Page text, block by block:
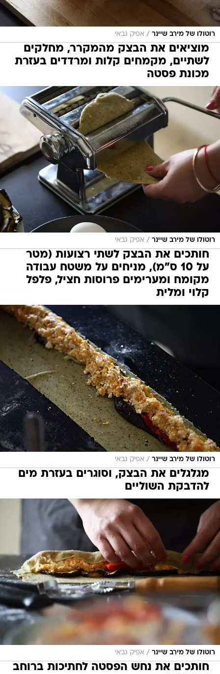
רוטולו של מירב שיינר / אפיק גבאי
מוציאים את הבצק מהמקרר, מחלקים
לשתיים, מקמחים קלות ומרדדים בעזרת
מכונת פסטה
רוטולו של מירב שיינר / אפיק גבאי
חותכים את הבצק לשתי רצועות (מטר
על 10 ס"מ), מניחים על משטח עבודה
מקומח ומערימים פרוסות חציל, פלפל
קלוי ומלית
רוטולו של מירב שיינר / אפיק גבאי
מגלגלים את הבצק, וסוגרים בעזרת מים
להדבקת השוליים
רוטולו של מירב שיינר / אפיק גבאי
חותכים את נחש הפסטה לחתיכות ברוחב